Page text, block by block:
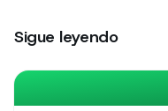
Sigue leyendo